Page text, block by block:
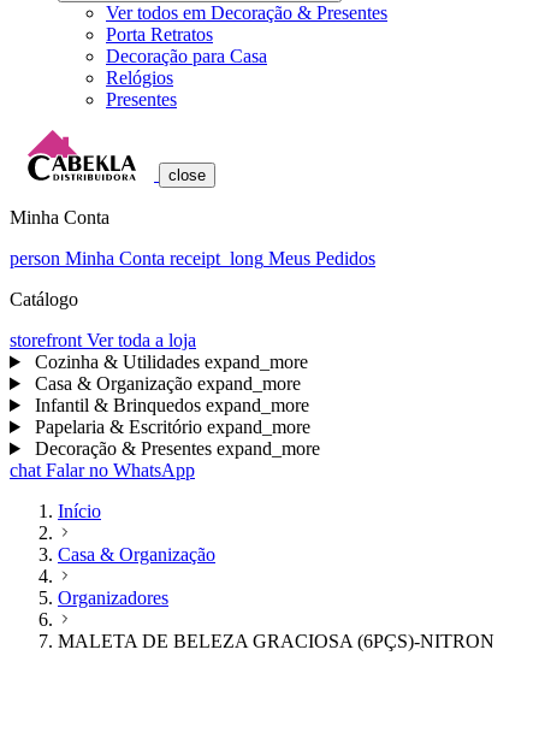
Ver todos em Decoração & Presentes
Porta Retratos
Decoração para Casa
Relógios
Presentes
close
Minha Conta
person Minha Conta receipt_long Meus Pedidos
Catálogo
storefront Ver toda a loja
Cozinha & Utilidades expand_more
Casa & Organização expand_more
Infantil & Brinquedos expand_more
Papelaria & Escritório expand_more
Decoração & Presentes expand_more
chat Falar no WhatsApp
Início
Casa & Organização
Organizadores
MALETA DE BELEZA GRACIOSA (6PÇS)-NITRON